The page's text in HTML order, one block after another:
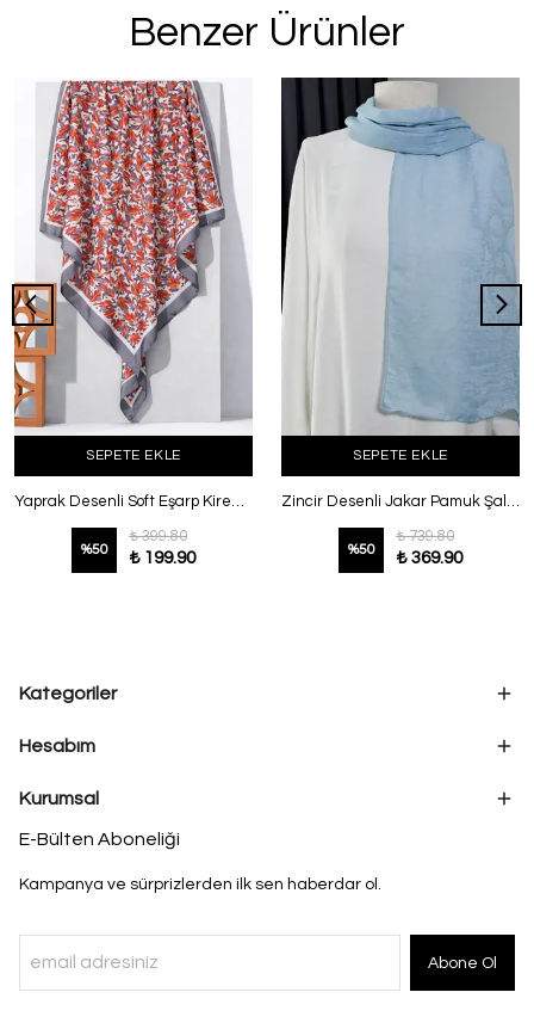
Benzer Ürünler
SEPETE EKLE
Yaprak Desenli Soft Eşarp Kiremit
%50
₺ 399.80
₺ 199.90
SEPETE EKLE
Zincir Desenli Jakar Pamuk Şal Bebe Mavi
%50
₺ 739.80
₺ 369.90
Kategoriler
Hesabım
Kurumsal
E-Bülten Aboneliği
Kampanya ve sürprizlerden ilk sen haberdar ol.
Abone Ol